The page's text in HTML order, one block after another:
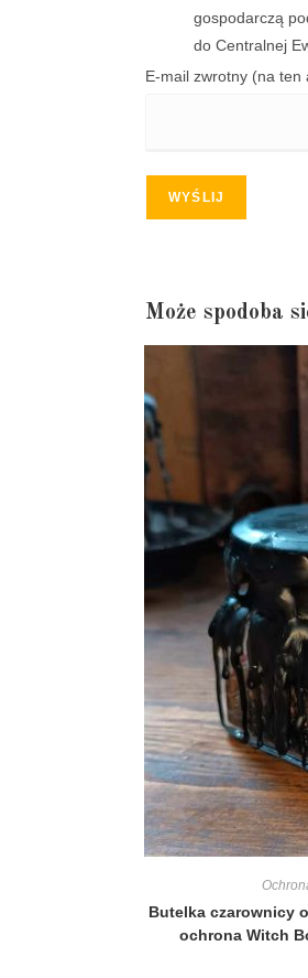
gospodarczą
do Centralnej
E-mail zwrotny (na
WYŚLIJ
Może spodoba
Butelka czarownicy
ochrona Witch